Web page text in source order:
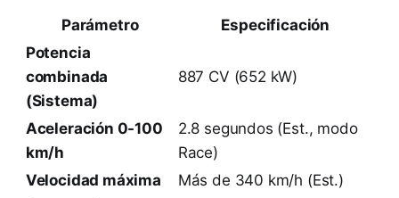
Parámetro
Especificación
Potencia
combinada
(Sistema)
887 CV (652 kW)
Aceleración 0-100
km/h
2.8 segundos (Est., modo
Race)
Velocidad máxima
Más de 340 km/h (Est.)